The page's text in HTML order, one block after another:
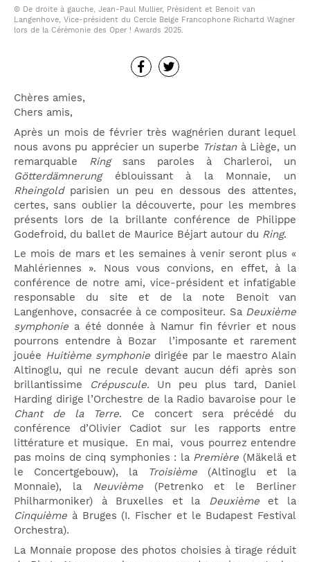
© De droite à gauche, Jean-Paul Mullier, Président et Benoit van
Langenhove, Vice-président du Cercle Belge Francophone Richartd Wagner
lors de la Cérémonie des Oper ! Awards 2025.
Chères amies,
Chers amis,
Après un mois de février très wagnérien durant lequel
nous avons pu apprécier un superbe Tristan à Liège, un
remarquable Ringsans paroles à Charleroi, un
Götterdämnerungéblouissant à la Monnaie, un
Rheingoldparisien un peu en dessous des attentes,
certes, sans oublier la découverte, pour les membres
présents lors de la brillante conférence de Philippe
Godefroid, du ballet de Maurice Béjart autour du Ring.
Le mois de mars et les semaines à venir seront plus «
Mahlériennes ». Nous vous convions, en effet, à la
conférence de notre ami, vice-président et infatigable
responsable du site et de la note Benoit van
Langenhove, consacrée à ce compositeur. Sa Deuxième
symphonie a été donnée à Namur fin février et nous
pourrons entendre à Bozar l’imposante et rarement
jouée Huitième symphonie dirigée par le maestro Alain
Altinoglu, qui ne recule devant aucun défi après son
brillantissime
Crépuscule. Un peu plus tard, Daniel
Harding dirige l’Orchestre de la Radio bavaroise pour le
Chant de la Terre. Ce concert sera précédé du
conférence d’Olivier Cadiot sur les rapports entre
littérature et musique. En mai, vous pourrez entendre
pas moins de cinq symphonies : la Première (Mäkelä et
le Concertgebouw), la
Troisième (Altinoglu et la
Monnaie), la Neuvième(Petrenko et le Berliner
Philharmoniker) à Bruxelles et la Deuxièmeet la
Cinquième à Bruges (I. Fischer et le Budapest Festival
Orchestra).
La Monnaie propose des photos choisies à tirage réduit